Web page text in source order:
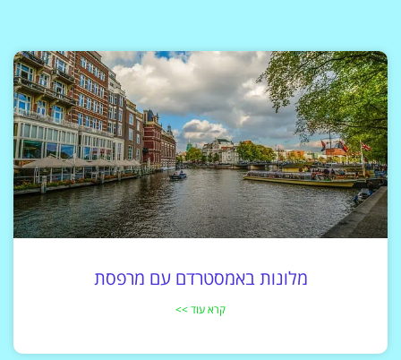
מלונות באמסטרדם עם מרפסת
קרא עוד >>